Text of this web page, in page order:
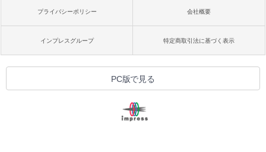
プライバシーポリシー 会社概要
インプレスグループ 特定商取引法に基づく表示
PC版で見る